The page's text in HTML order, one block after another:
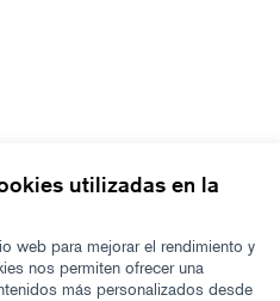
utilizadas en la
web para mejorar el rendimiento y
nos permiten ofrecer una
más personalizados desde